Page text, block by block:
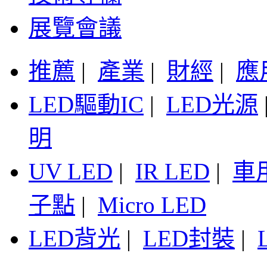
展覽會議
推薦 | 產業 | 財經 | 應
LED驅動IC | LED光源
明
UV LED | IR LED | 車
子點 | Micro LED
LED背光 | LED封裝 |